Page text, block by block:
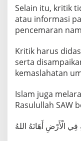
Selain itu, kritik
atau informasi
pencemaran
Kritik harus
serta
kemaslahatan
Islam juga
Rasulullah SAW
الْأَرْضِ أَهَانَهُ اللهُ